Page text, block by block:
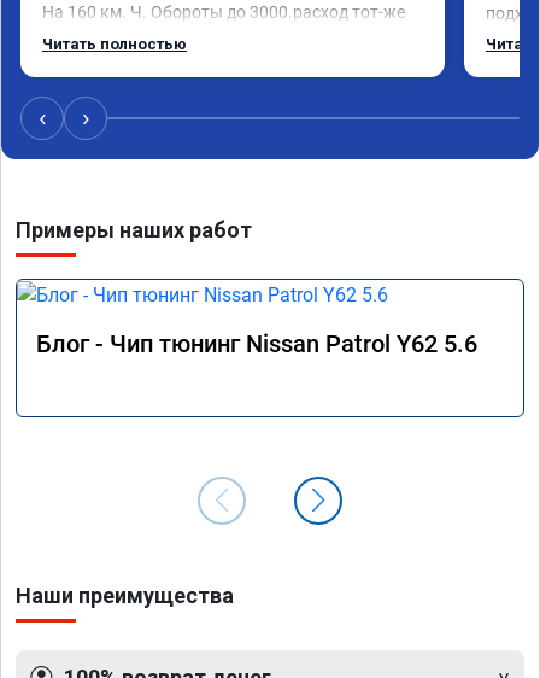
На 160 км. Ч. Обороты до 3000.расход тот-же
без изменения 12л. Услугой доволен.
Читать полностью
‹ ›
Примеры наших работ
Блог - Чип тюнинг Nissan Patrol Y62 5.6
Наши преимущества